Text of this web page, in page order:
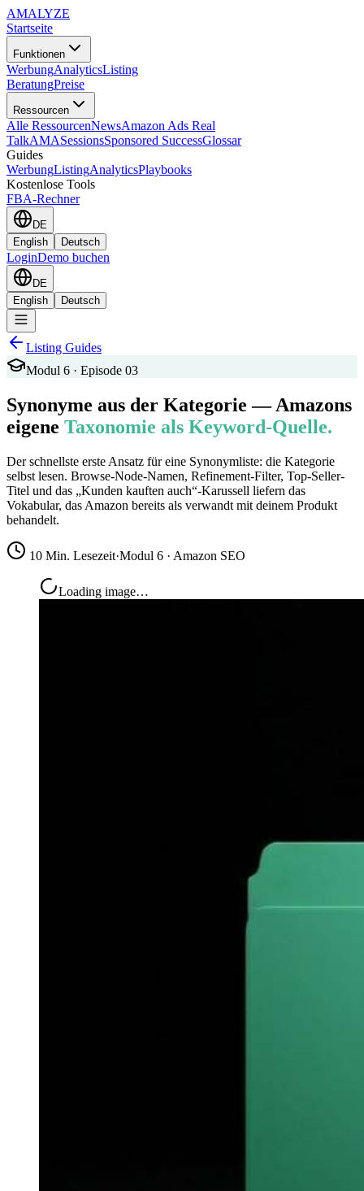
AMALYZE
Startseite
Funktionen
WerbungAnalyticsListing
BeratungPreise
Ressourcen
Alle RessourcenNewsAmazon Ads Real
TalkAMASessionsSponsored SuccessGlossar
Guides
WerbungListingAnalyticsPlaybooks
Kostenlose Tools
FBA-Rechner
DE
English
Deutsch
LoginDemo buchen
DE
English
Deutsch
Listing Guides
Modul 6 · Episode 03
Synonyme aus der Kategorie — Amazons
eigene Taxonomie als Keyword-Quelle.
Der schnellste erste Ansatz für eine Synonymliste: die Kategorie
selbst lesen. Browse-Node-Namen, Refinement-Filter, Top-Seller-
Titel und das „Kunden kauften auch“-Karussell liefern das
Vokabular, das Amazon bereits als verwandt mit deinem Produkt
behandelt.
10 Min. Lesezeit·Modul 6 · Amazon SEO
Loading image…